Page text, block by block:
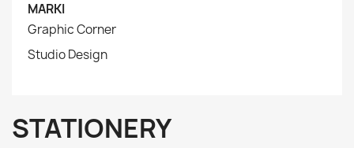
MARKI
Graphic Corner
Studio Design
STATIONERY